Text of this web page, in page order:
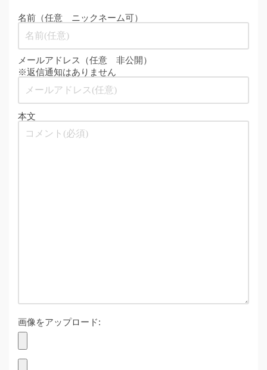
名前（任意 ニックネーム可）
メールアドレス（任意 非公開）
※返信通知はありません
本文
画像をアップロード: